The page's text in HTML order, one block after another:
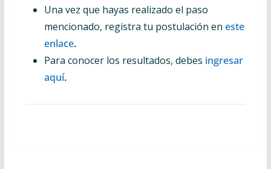
Una vez que hayas realizado el paso
mencionado, registra tu postulación en este
enlace.
Para conocer los resultados, debes ingresar
aquí.